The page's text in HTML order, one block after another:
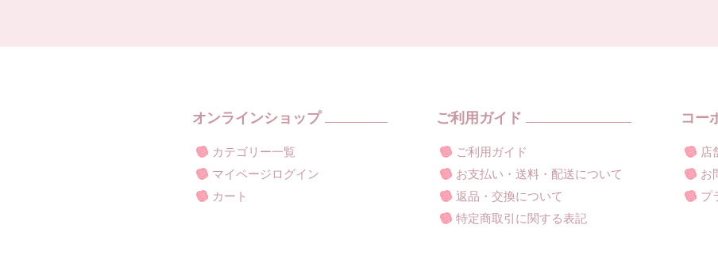
オンラインショップ
カテゴリー一覧
マイページログイン
カート
ご利用ガイド
ご利用ガイド
お支払い・送料・配送について
返品・交換について
特定商取引に関する表記
コー
店
お
プ